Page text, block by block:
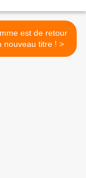
est de retour
avec un nouveau titre ! >